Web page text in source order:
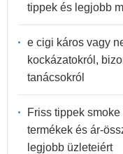
tippek és legjobb
e cigi káros vagy
kockázatokról,
tanácsokról
Friss tippek
termékek és ár-
legjobb üzleteiért